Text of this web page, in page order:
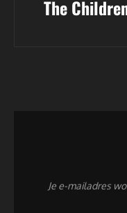
bericht
The
Je e-mailadres